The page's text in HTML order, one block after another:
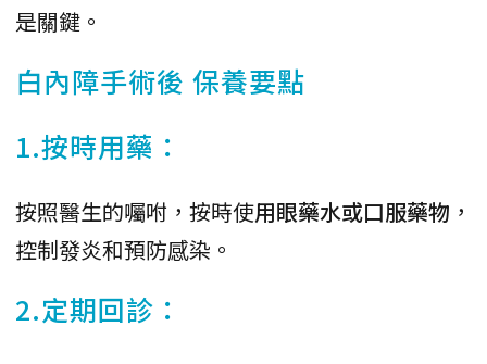
是關鍵。
白內障手術後 保養要點
1.按時用藥：
按照醫生的囑咐，按時使用眼藥水或口服藥物 ，
控制發炎和預防感染。
2.定期回診：